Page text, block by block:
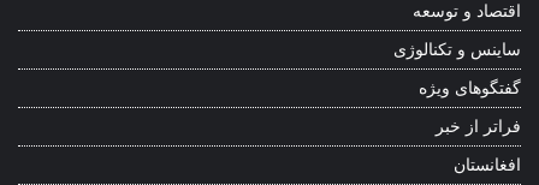
اقتصاد و توسعه
ساینس و تکنالوژی
گفتگوهای ویژه
فراتر از خبر
افغانستان